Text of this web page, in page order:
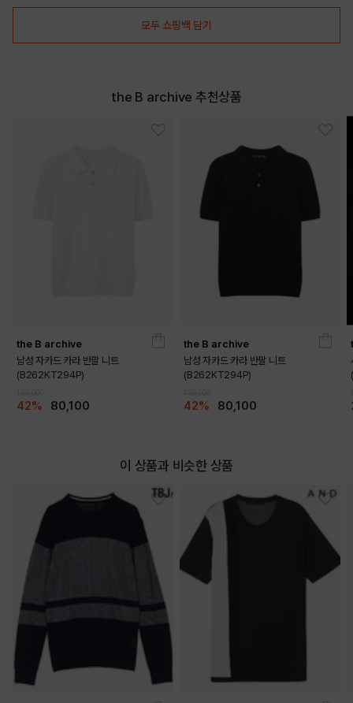
모두 쇼핑백 담기
the B archive 추천상품
the B archive
남성 자카드 카라 반팔 니트
(B262KT294P)
42% 80,100
the B archive
남성 자카드 카라 반팔 니트
(B262KT294P)
42% 80,100
이 상품과 비슷한 상품